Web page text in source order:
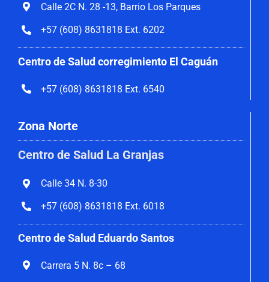
Calle 2C N. 28 -13, Barrio Los Parques
+57 (608) 8631818 Ext. 6202
Centro de Salud corregimiento El Caguán
+57 (608) 8631818 Ext. 6540
Zona Norte
Centro de Salud La Granjas
Calle 34 N. 8-30
+57 (608) 8631818 Ext. 6018
Centro de Salud Eduardo Santos
Carrera 5 N. 8c – 68